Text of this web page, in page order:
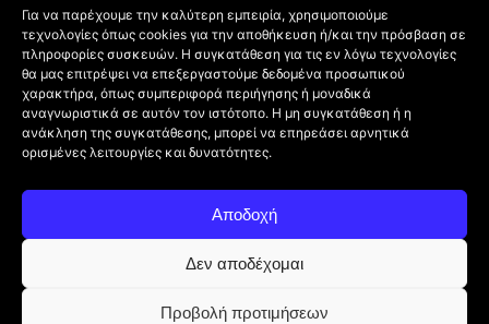
Για να παρέχουμε την καλύτερη εμπειρία, χρησιμοποιούμε
τεχνολογίες όπως cookies για την αποθήκευση ή/και την πρόσβαση σε
πληροφορίες συσκευών. Η συγκατάθεση για τις εν λόγω τεχνολογίες
θα μας επιτρέψει να επεξεργαστούμε δεδομένα προσωπικού
χαρακτήρα, όπως συμπεριφορά περιήγησης ή μοναδικά
αναγνωριστικά σε αυτόν τον ιστότοπο. Η μη συγκατάθεση ή η
ανάκληση της συγκατάθεσης, μπορεί να επηρεάσει αρνητικά
ορισμένες λειτουργίες και δυνατότητες.
Αποδοχή
Δεν αποδέχομαι
Προβολή προτιμήσεων
Πληροφορίες
Πιστοποιήσεις
Όροι Χρήσης
Πολιτική απορρήτου
Πολιτική Cookies (ΕΕ)